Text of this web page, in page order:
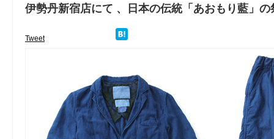
伊勢丹新宿店にて 、日本の伝統「あおもり藍」
Tweet